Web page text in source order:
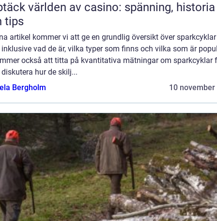
världen av casino: spänning, historia
tips
artikel kommer vi att ge en grundlig översikt över
inklusive vad de är, vilka typer som finns och vilka som är
också att titta på kvantitativa mätningar om sparkcyklar
diskutera hur de skilj...
Bergholm
10 november